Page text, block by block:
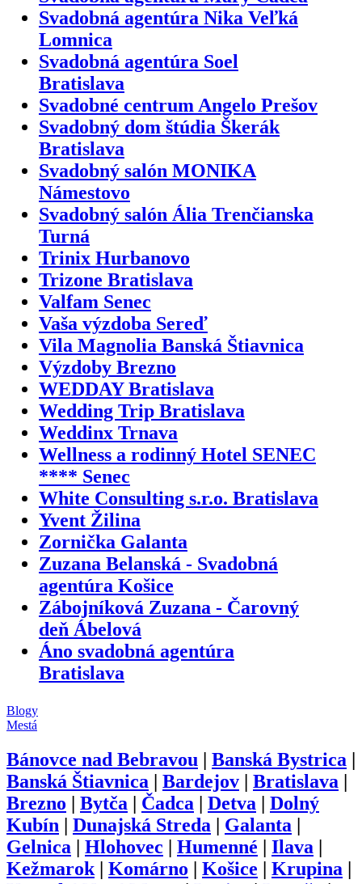
Svadobná agentúra Nika Veľká
Lomnica
Svadobná agentúra Soel
Bratislava
Svadobné centrum Angelo Prešov
Svadobný dom štúdia Škerák
Bratislava
Svadobný salón MONIKA
Námestovo
Svadobný salón Ália Trenčianska
Turná
Trinix Hurbanovo
Trizone Bratislava
Valfam Senec
Vaša výzdoba Sereď
Vila Magnolia Banská Štiavnica
Výzdoby Brezno
WEDDAY Bratislava
Wedding Trip Bratislava
Weddinx Trnava
Wellness a rodinný Hotel SENEC
**** Senec
White Consulting s.r.o. Bratislava
Yvent Žilina
Zornička Galanta
Zuzana Belanská - Svadobná
agentúra Košice
Zábojníková Zuzana - Čarovný
deň Ábelová
Áno svadobná agentúra
Bratislava
Blogy
Mestá
Bánovce nad Bebravou | Banská Bystrica |
Banská Štiavnica | Bardejov | Bratislava |
Brezno | Bytča | Čadca | Detva | Dolný
Kubín | Dunajská Streda | Galanta |
Gelnica | Hlohovec | Humenné | Ilava |
Kežmarok | Komárno | Košice | Krupina |